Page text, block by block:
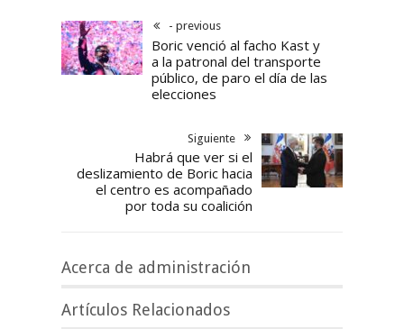
- previous
Boric venció al facho Kast y
a la patronal del transporte
público, de paro el día de las
elecciones
Siguiente
Habrá que ver si el
deslizamiento de Boric hacia
el centro es acompañado
por toda su coalición
Acerca de administración
Artículos Relacionados